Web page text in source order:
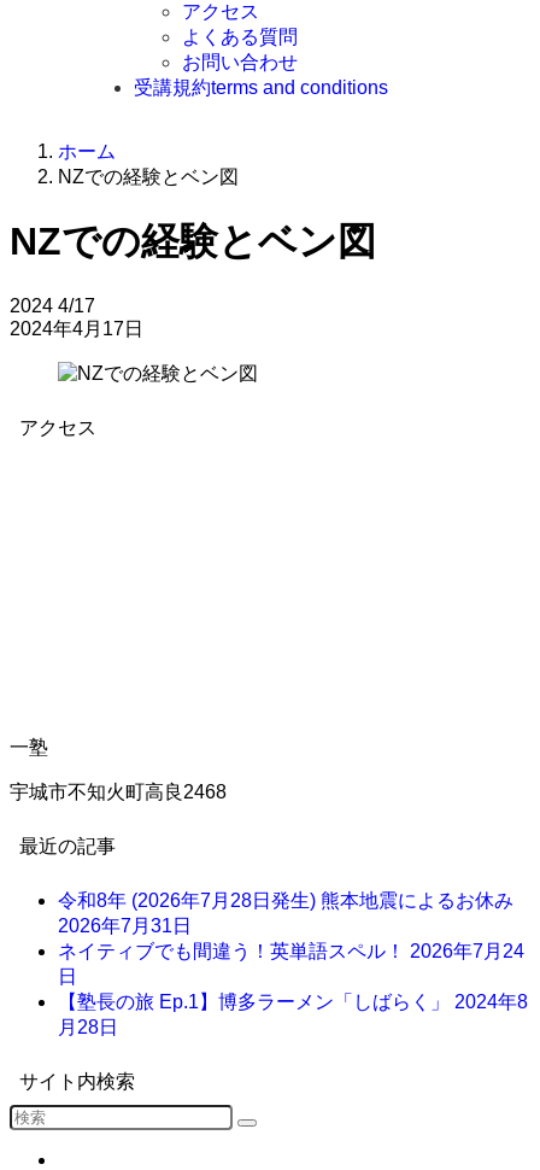
アクセス
よくある質問
お問い合わせ
受講規約terms and conditions
ホーム
NZでの経験とベン図
NZでの経験とベン図
2024 4/17
2024年4月17日
アクセス
一塾
宇城市不知火町高良2468
最近の記事
令和8年 (2026年7月28日発生) 熊本地震によるお休み
2026年7月31日
ネイティブでも間違う！英単語スペル！ 2026年7月24
日
【塾長の旅 Ep.1】博多ラーメン「しばらく」 2024年8
月28日
サイト内検索